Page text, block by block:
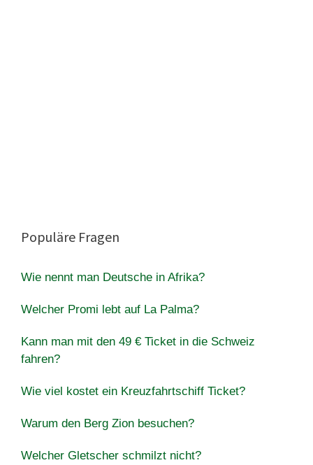
Populäre Fragen
Wie nennt man Deutsche in Afrika?
Welcher Promi lebt auf La Palma?
Kann man mit den 49 € Ticket in die Schweiz
fahren?
Wie viel kostet ein Kreuzfahrtschiff Ticket?
Warum den Berg Zion besuchen?
Welcher Gletscher schmilzt nicht?